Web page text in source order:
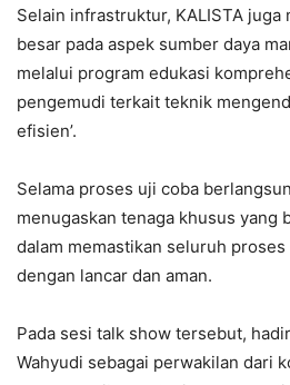
Selain infrastruktur, KALISTA juga
besar pada aspek sumber daya
melalui program edukasi
pengemudi terkait teknik
efisien’.
Selama proses uji coba
menugaskan tenaga khusus yang
dalam memastikan seluruh
dengan lancar dan aman.
Pada sesi talk show tersebut,
Wahyudi sebagai perwakilan dari